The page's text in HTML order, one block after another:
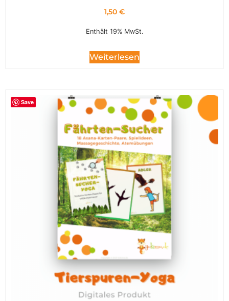
1,50 €
Enthält 19% MwSt.
Weiterlesen
Save